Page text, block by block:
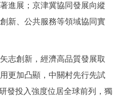
進展；京津冀協同發展向縱
新、公共服務等領域協同實
創新，經濟高品質發展取
更加凸顯，中關村先行先試
發投入強度位居全球前列，獨